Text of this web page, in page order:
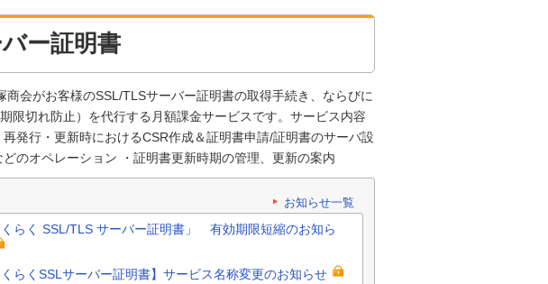
ー証明書
商会がお客様のSSL/TLSサーバー証明書の取得手続き、ならびに
限切れ防止）を代行する月額課金サービスです。サービス内容
発行・更新時におけるCSR作成＆証明書申請/証明書のサーバ設
のオペレーション ・証明書更新時期の管理、更新の案内
お知らせ一覧
くらく SSL/TLS サーバー証明書」 有効期限短縮のお知ら
くらくSSLサーバー証明書】サービス名称変更のお知らせ